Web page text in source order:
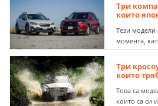
Три
които
Тези модели
момента,
Три
които
Това са
които са си